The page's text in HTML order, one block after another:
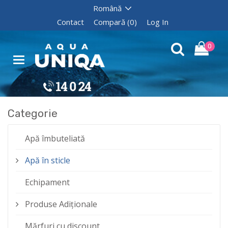
Contact Compară (0) Log In
0
Categorie
Apă îmbuteliată
Apă în sticle
Echipament
Produse Adiționale